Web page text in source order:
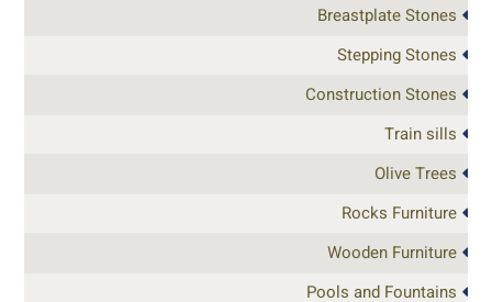
Breastplate Stones
Stepping Stones
Construction Stones
Train sills
Olive Trees
Rocks Furniture
Wooden Furniture
Pools and Fountains